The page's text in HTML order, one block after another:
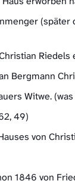
Bergmann
Witwe. (was
49)
von
1846 von